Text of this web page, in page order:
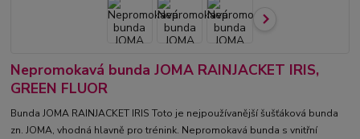
Nepromokavá bunda JOMA RAINJACKET IRIS,
GREEN FLUOR
Bunda JOMA RAINJACKET IRIS Toto je nejpoužívanější šušťáková bunda
zn. JOMA, vhodná hlavně pro trénink. Nepromokavá bunda s vnitřní